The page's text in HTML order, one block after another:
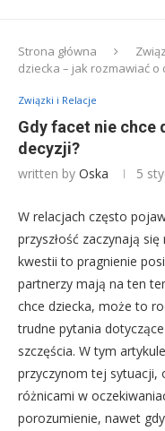
Strona główna
dziecka – jak rozmawiać o
Związki i Relacje
Gdy facet nie chce
decyzji?
written by Oska 5
W relacjach często
przyszłość zaczynają
kwestii to pragnienie
partnerzy mają na ten
chce dziecka, może to
trudne pytania
szczęścia. W tym
przyczynom tej sytuacji,
różnicami w
porozumienie, nawet